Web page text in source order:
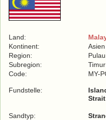
Land:
Kontinent:
Region:
Subregion:
Code:
MY-
Fundstelle:
Sandtyp: